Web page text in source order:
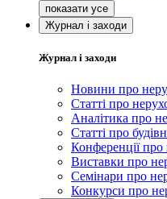
Журнал і заходи
Журнал і заходи
Новини про
Статті про
Аналітика про
Статті про
Конференції про
Виставки про
Семінари про
Конкурси про